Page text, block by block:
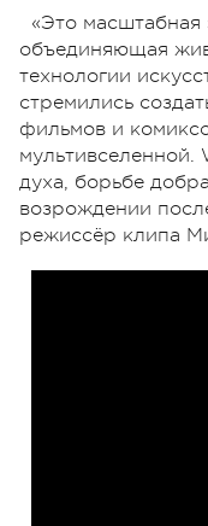
«Это масштабная
объединяющая
технологии
стремились
фильмов и
мультивселенной.
духа, борьбе
возрождении
режиссёр клипа